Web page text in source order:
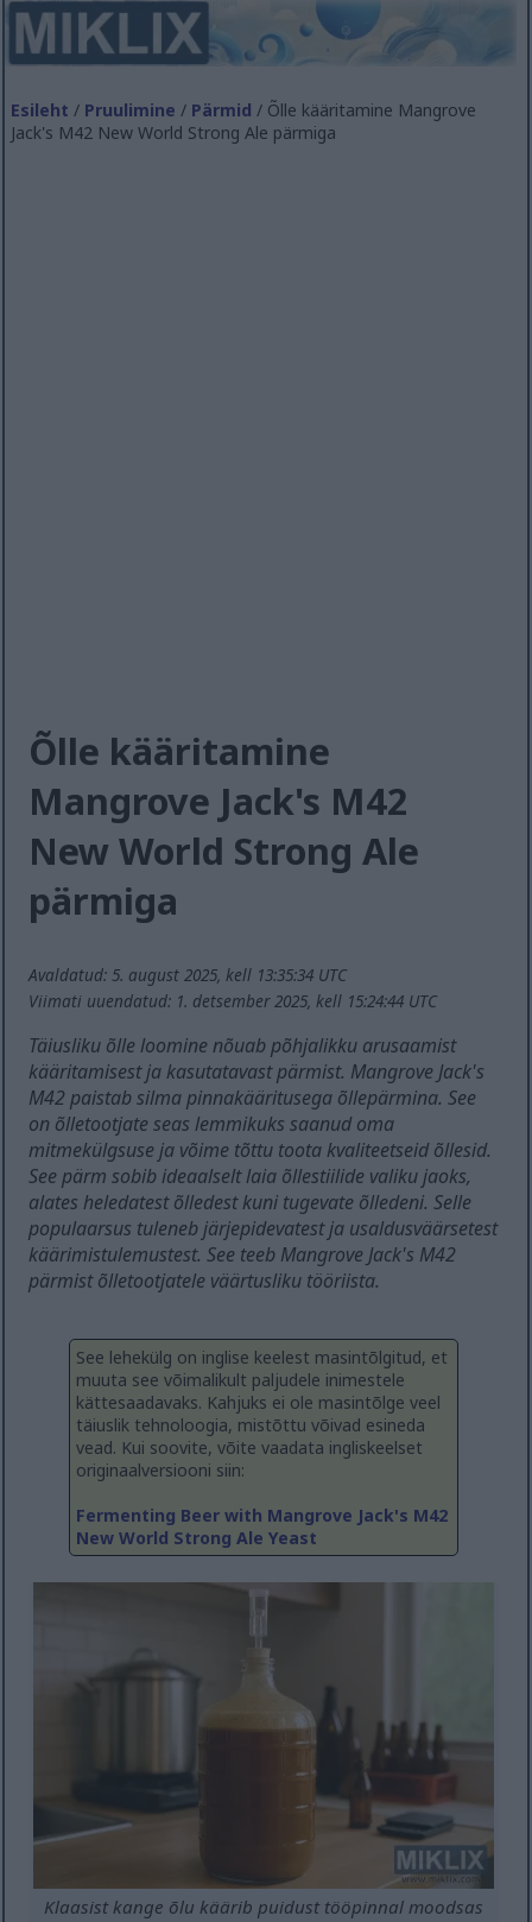
Esileht / Pruulimine / Pärmid / Õlle kääritamine Mangrove
Jack's M42 New World Strong Ale pärmiga
Õlle kääritamine
Mangrove Jack's M42
New World Strong Ale
pärmiga
Avaldatud: 5. august 2025, kell 13:35:34 UTC
Viimati uuendatud: 1. detsember 2025, kell 15:24:44 UTC
Täiusliku õlle loomine nõuab põhjalikku arusaamist
kääritamisest ja kasutatavast pärmist. Mangrove Jack's
M42 paistab silma pinnakääritusega õllepärmina. See
on õlletootjate seas lemmikuks saanud oma
mitmekülgsuse ja võime tõttu toota kvaliteetseid õllesid.
See pärm sobib ideaalselt laia õllestiilide valiku jaoks,
alates heledatest õlledest kuni tugevate õlledeni. Selle
populaarsus tuleneb järjepidevatest ja usaldusväärsetest
käärimistulemustest. See teeb Mangrove Jack's M42
pärmist õlletootjatele väärtusliku tööriista.
See lehekülg on inglise keelest masintõlgitud, et
muuta see võimalikult paljudele inimestele
kättesaadavaks. Kahjuks ei ole masintõlge veel
täiuslik tehnoloogia, mistõttu võivad esineda
vead. Kui soovite, võite vaadata ingliskeelset
originaalversiooni siin:
Fermenting Beer with Mangrove Jack's M42
New World Strong Ale Yeast
Klaasist kange õlu käärib puidust tööpinnal moodsas